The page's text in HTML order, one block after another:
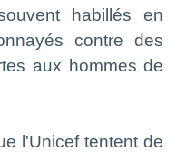
habillés en
contre des
aux hommes de
l'Unicef tentent de